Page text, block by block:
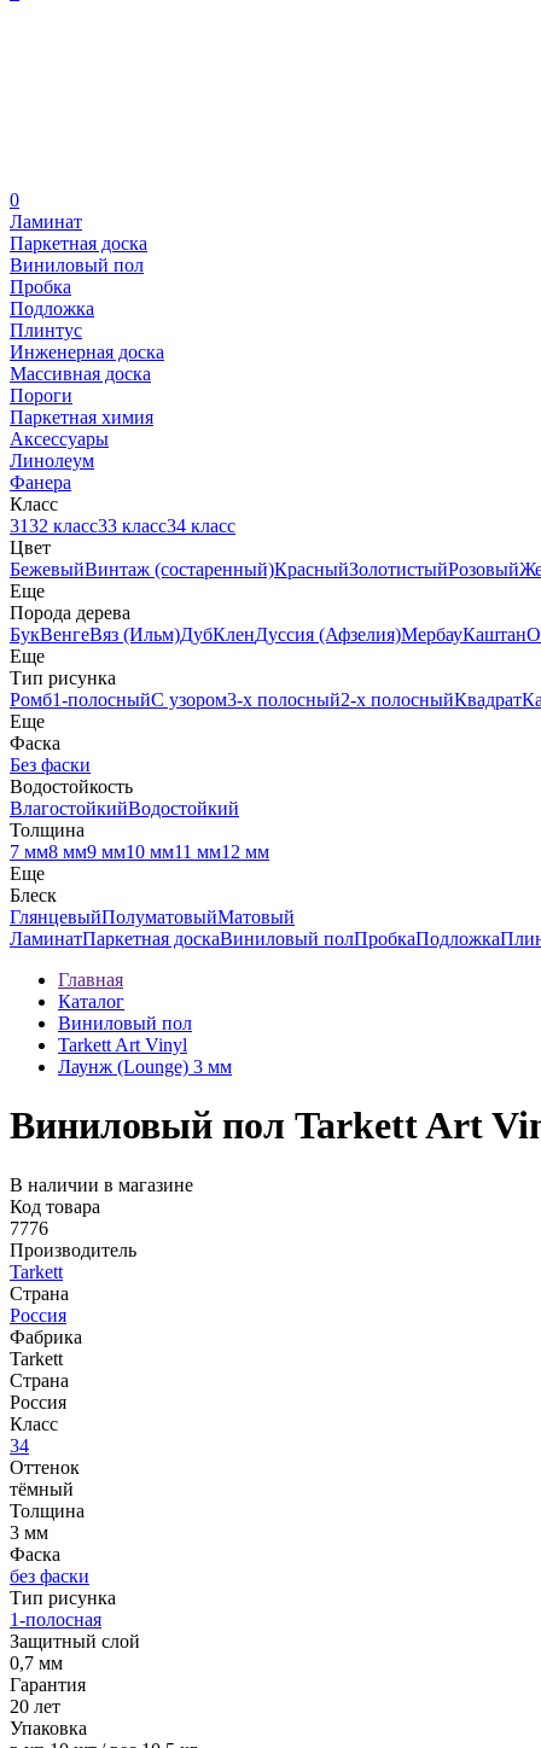
0
Ламинат
Паркетная доска
Виниловый пол
Пробка
Подложка
Плинтус
Инженерная доска
Массивная доска
Пороги
Паркетная химия
Аксессуары
Линолеум
Фанера
Класс
3132 класс33 класс34 класс
Цвет
БежевыйВинтаж (состаренный)КрасныйЗолотистыйРозовый
Еще
Порода дерева
БукВенгеВяз (Ильм)ДубКленДуссия (Афзелия)МербауКаштан
Еще
Тип рисунка
Ромб1-полосныйС узором3-х полосный2-х полосныйКвадрат
Еще
Фаска
Без фаски
Водостойкость
ВлагостойкийВодостойкий
Толщина
7 мм8 мм9 мм10 мм11 мм12 мм
Еще
Блеск
ГлянцевыйПолуматовыйМатовый
ЛаминатПаркетная доскаВиниловый полПробкаПодложка
Главная
Каталог
Виниловый пол
Tarkett Art Vinyl
Лаунж (Lounge) 3 мм
Виниловый пол Tarkett Art
В наличии в магазине
Код товара
7776
Производитель
Tarkett
Страна
Россия
Фабрика
Tarkett
Страна
Россия
Класс
34
Оттенок
тёмный
Толщина
3 мм
Фаска
без фаски
Тип рисунка
1-полосная
Защитный слой
0,7 мм
Гарантия
20 лет
Упаковка